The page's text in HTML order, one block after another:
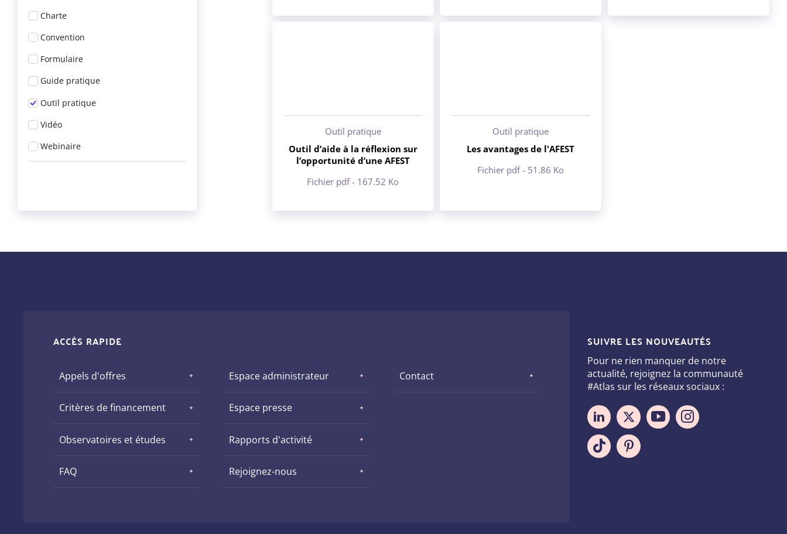
Charte
Convention
Formulaire
Guide pratique
Outil pratique
Vidéo
Webinaire
Outil pratique
Outil d’aide à la réflexion sur
l’opportunité d’une AFEST
Fichier pdf - 167.52 Ko
Outil pratique
Les avantages de l'AFEST
Fichier pdf - 51.86 Ko
ACCÈS RAPIDE
Appels d'offres
Critères de financement
Observatoires et études
FAQ
Espace administrateur
Espace presse
Rapports d'activité
Rejoignez-nous
Contact
SUIVRE LES NOUVEAUTÉS
Pour ne rien manquer de notre
actualité, rejoignez la communauté
#Atlas sur les réseaux sociaux :